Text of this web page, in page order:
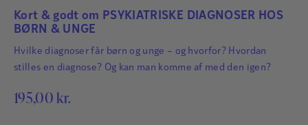
Kort & godt om PSYKIATRISKE DIAGNOSER HOS
BØRN & UNGE
Hvilke diagnoser får børn og unge – og hvorfor? Hvordan
stilles en diagnose? Og kan man komme af med den igen?
195,00 kr.